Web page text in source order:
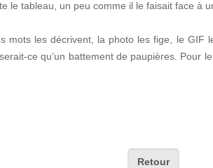
le tableau, un peu comme il le faisait face à
mots les décrivent, la photo les fige, le
ce qu’un battement de paupières. Pour
Retour